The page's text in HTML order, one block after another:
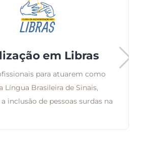
em Libras
para atuarem como
Língua Brasileira de Sinais,
inclusão de pessoas surdas na